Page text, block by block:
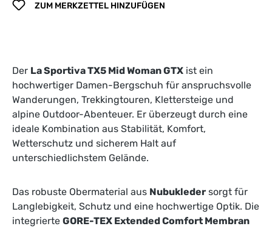
ZUM MERKZETTEL HINZUFÜGEN
Der La Sportiva TX5 Mid Woman GTX ist ein
hochwertiger Damen-Bergschuh für anspruchsvolle
Wanderungen, Trekkingtouren, Klettersteige und
alpine Outdoor-Abenteuer. Er überzeugt durch eine
ideale Kombination aus Stabilität, Komfort,
Wetterschutz und sicherem Halt auf
unterschiedlichstem Gelände.
Das robuste Obermaterial aus Nubukleder sorgt für
Langlebigkeit, Schutz und eine hochwertige Optik. Die
integrierte GORE-TEX Extended Comfort Membran